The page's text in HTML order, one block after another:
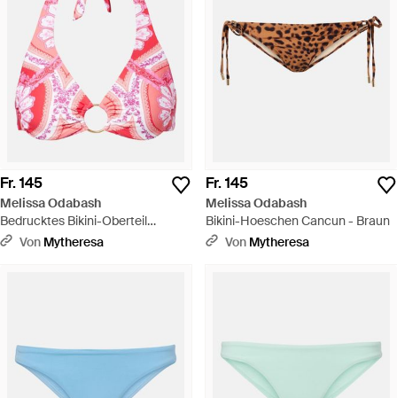
Fr. 145
Melissa Odabash
Bedrucktes Bikini-Oberteil
Brussels - Pink
Von Mytheresa
Fr. 145
Melissa Odabash
Bikini-Hoeschen Cancun - Braun
Von Mytheresa